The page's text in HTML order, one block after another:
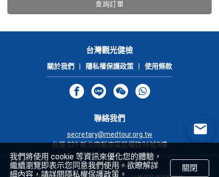
查詢訂單
台灣觀光健檢
關於我們 隱私權保護政策 使用條款
聯絡我們
secretary@medtour.org.tw
台灣 231 新北市新店區民權路96號3樓
Powered by Rezio
我們將使用 cookie 等資訊來優化您的體驗，
繼續瀏覽即表示您同意我們使用。欲瞭解詳
細內容，請詳閱隱私權保護政策。
關閉